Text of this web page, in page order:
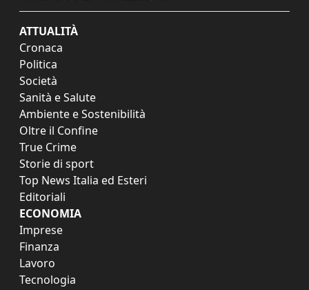
ATTUALITÀ
Cronaca
Politica
Società
Sanità e Salute
Ambiente e Sostenibilità
Oltre il Confine
True Crime
Storie di sport
Top News Italia ed Esteri
Editoriali
ECONOMIA
Imprese
Finanza
Lavoro
Tecnologia